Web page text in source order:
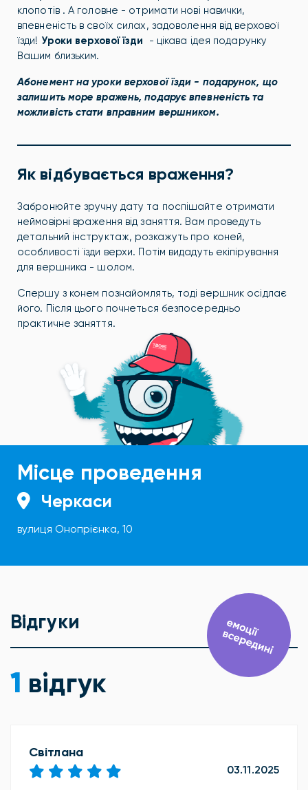
клопотів . А головне - отримати нові навички,
впевненість в своїх силах, задоволення від верхової
їзди! Уроки верхової їзди
- цікава ідея подарунку
Вашим близьким.
Абонемент на уроки верхової їзди - подарунок, що
залишить море вражень, подарує впевненість та
можливість стати вправним вершником.
Як відбувається враження?
Забронюйте зручну дату та поспішайте отримати
неймовірні враження від заняття. Вам проведуть
детальний інструктаж, розкажуть про коней,
особливості їзди верхи. Потім видадуть екіпірування
для вершника - шолом.
Спершу з конем познайомлять, тоді вершник осідлає
його. Після цього почнеться безпосередньо
практичне заняття.
Місце проведення
Черкаси
вулиця Онопрієнка, 10
Відгуки
1 відгук
Світлана
03.11.2025